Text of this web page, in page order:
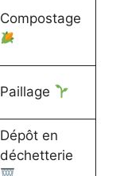
Compostage
Paillage
Dépôt en
déchetterie